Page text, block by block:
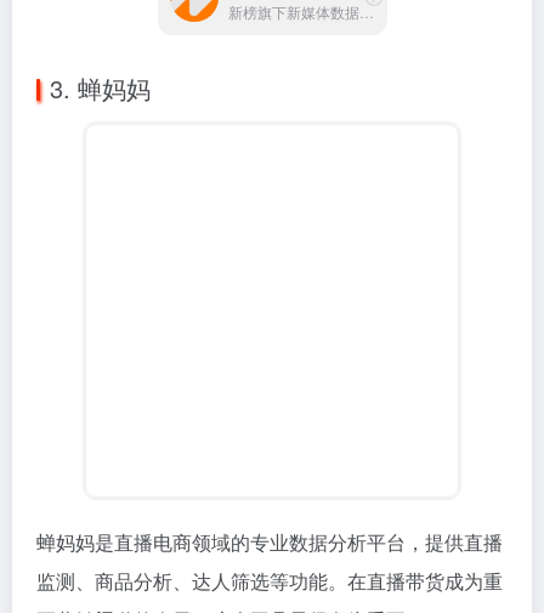
新榜旗下新媒体数据服务平台
3. 蝉妈妈
如果你负责电商运营或直播带货，蝉妈妈能帮你分析行
业数据、筛选合适的主播、优化商品策略。它的数据维